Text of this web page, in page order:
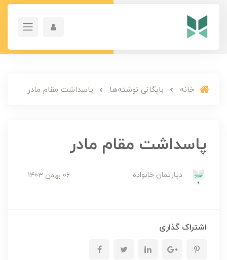
خانه بایگانی نوشته‌ها پاسداشت مقام مادر
پاسداشت مقام مادر
دپارتمان خانواده 06 بهمن 1403
اشتراک گذاری